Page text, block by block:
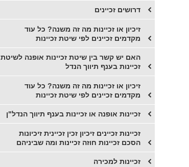
דרושים זכיינים
זיכיון או זכיינות מה זה משנה? כל עוד
מקדמים זכיינים לפי שיטת זכיינות
האם יש קשר בין שיטת זכיינות אופנה לשיטת
זכיינות בענף תיווך הנדל
זיכיון או זכיינות מה זה משנה? כל עוד
מקדמים זכיינים לפי שיטת זכיינות
זכיינות אופנה או זכיינות בענף תיווך הנדל"ן
זכיינות זכיינים זיכיון זכין זכיינית זיכיונות
הסכם זכיינות חוזה זכיינות ומה שביניהם
זכיינות למכירה